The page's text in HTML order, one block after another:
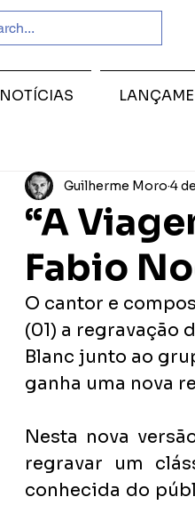
“A
Fabio
Guilherme Moro 4
O cantor e
(01) a regravação
Blanc junto ao
ganha uma nova
Nesta nova
regravar um
conhecida do
NOTÍCIAS